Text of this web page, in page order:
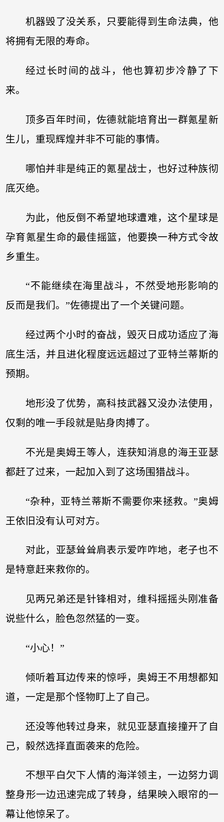
机器毁了没关系，只要能得到生命法典，他
将拥有无限的寿命。
经过长时间的战斗，他也算初步冷静了下
来。
顶多百年时间，佐德就能培育出一群氪星新
生儿，重现辉煌并非不可能的事情。
哪怕并非是纯正的氪星战士，也好过种族彻
底灭绝。
为此，他反倒不希望地球遭难，这个星球是
孕育氪星生命的最佳摇篮，他要换一种方式令故
乡重生。
“不能继续在海里战斗，不然受地形影响的
反而是我们。”佐德提出了一个关键问题。
经过两个小时的奋战，毁灭日成功适应了海
底生活，并且进化程度远远超过了亚特兰蒂斯的
预期。
地形没了优势，高科技武器又没办法使用，
仅剩的唯一手段就是贴身肉搏了。
不光是奥姆王等人，连获知消息的海王亚瑟
都赶了过来，一起加入到了这场围猎战斗。
“杂种，亚特兰蒂斯不需要你来拯救。”奥姆
王依旧没有认可对方。
对此，亚瑟耸耸肩表示爱咋咋地，老子也不
是特意赶来救你的。
见两兄弟还是针锋相对，维科摇摇头刚准备
说些什么，脸色忽然猛的一变。
“小心！”
倾听着耳边传来的惊呼，奥姆王不用想都知
道，一定是那个怪物盯上了自己。
还没等他转过身来，就见亚瑟直接撞开了自
己，毅然选择直面袭来的危险。
不想平白欠下人情的海洋领主，一边努力调
整身形一边迅速完成了转身，结果映入眼帘的一
幕让他惊呆了。